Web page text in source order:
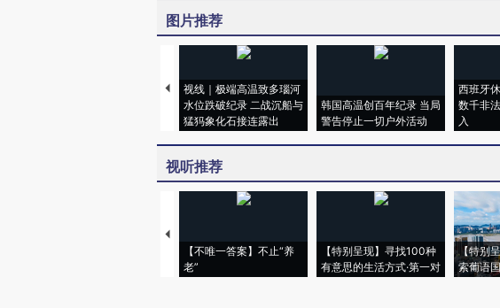
图片推荐
视线｜极端高温致多瑙河
水位跌破纪录 二战沉船与
猛犸象化石接连露出
韩国高温创百年纪录 当局
警告停止一切户外活动
西班牙
数千非
入
视听推荐
【不唯一答案】不止“养
老”
【特别呈现】寻找100种
有意思的生活方式·第一对
【特别
索葡语